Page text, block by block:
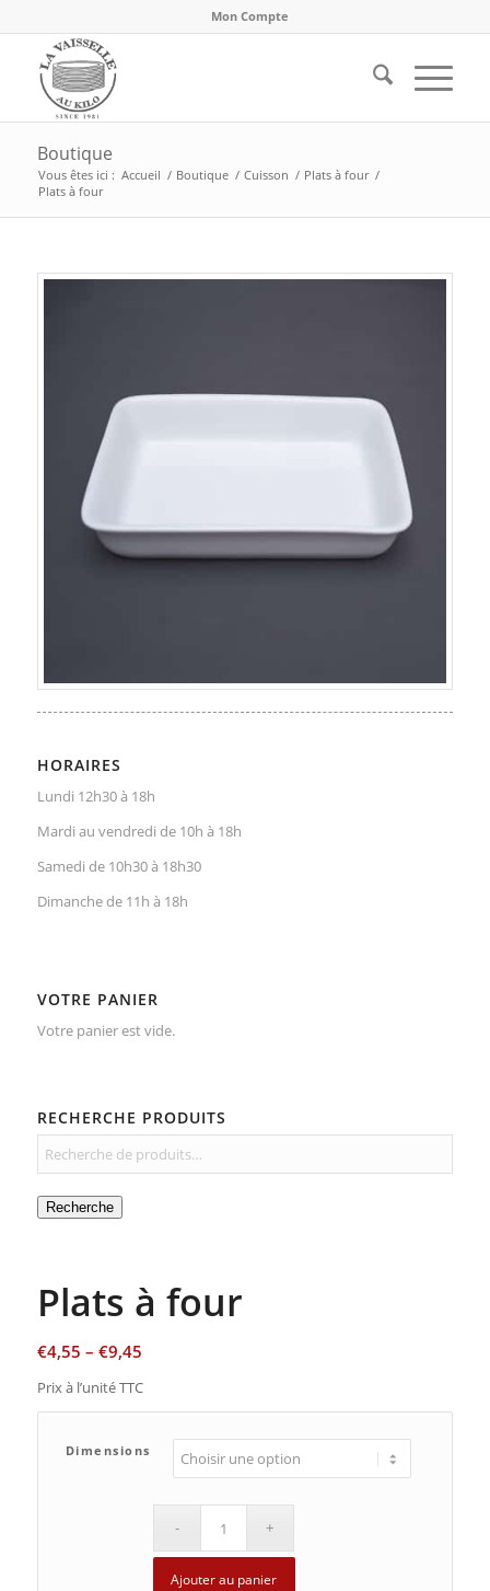
Mon Compte
Boutique
Vous êtes ici : Accueil / Boutique / Cuisson / Plats à four /
Plats à four
HORAIRES
Lundi 12h30 à 18h
Mardi au vendredi de 10h à 18h
Samedi de 10h30 à 18h30
Dimanche de 11h à 18h
VOTRE PANIER
Votre panier est vide.
RECHERCHE PRODUITS
Recherche
Plats à four
€4,55 – €9,45
Prix à l’unité TTC
Dimensions
Ajouter au panier